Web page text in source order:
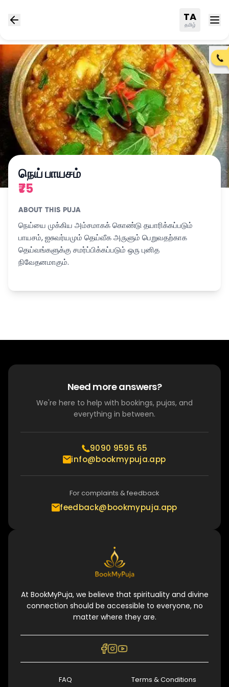
TA
தமிழ்
நெய் பாயசம்
₹75
ABOUT THIS PUJA
நெய்யை முக்கிய அம்சமாகக் கொண்டு தயாரிக்கப்படும்
பாயசம், ஐசுவர்யமும் தெய்வீக அருளும் பெறுவதற்காக
தெய்வங்களுக்கு சமர்ப்பிக்கப்படும் ஒரு புனித
நிவேதனமாகும்.
Need more answers?
We're here to help with bookings, pujas, and
everything in between.
9090 9595 65
info@bookmypuja.app
For complaints & feedback
feedback@bookmypuja.app
At BookMyPuja, we believe that spirituality and divine
connection should be accessible to everyone, no
matter where they are.
FAQ Terms & Conditions